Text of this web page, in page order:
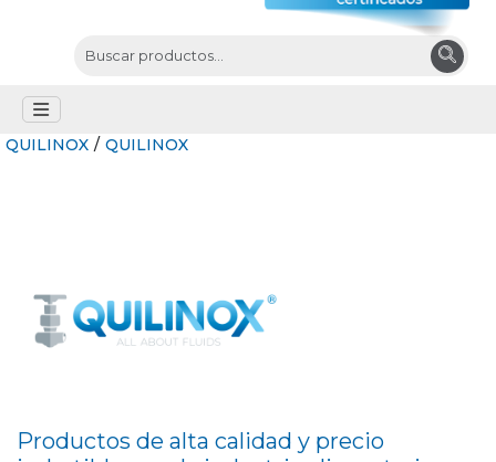
QUILINOX / QUILINOX
Productos de alta calidad y precio